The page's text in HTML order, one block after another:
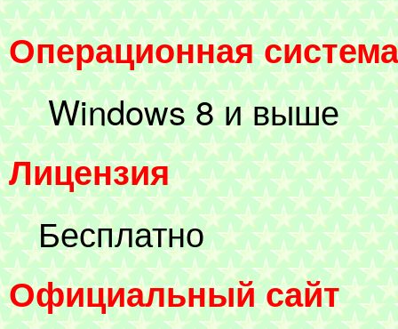
Операционная система
Windows 8 и выше
Лицензия
Бесплатно
Официальный сайт